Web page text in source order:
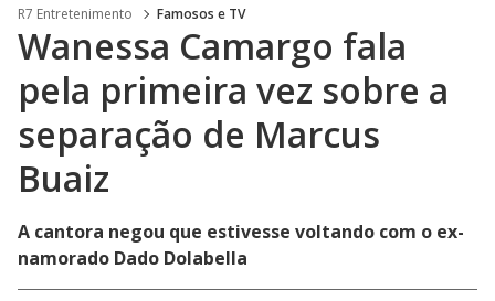
R7 Entretenimento Famosos e TV
Wanessa Camargo fala
pela primeira vez sobre a
separação de Marcus
Buaiz
A cantora negou que estivesse voltando com o ex-
namorado Dado Dolabella